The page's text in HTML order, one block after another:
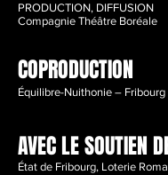
PRODUCTION, DIFFUSION
Compagnie Théâtre Boréale
COPRODUCTION
Équilibre-Nuithonie – Fribourg
AVEC LE SOUTIEN
État de Fribourg, Loterie